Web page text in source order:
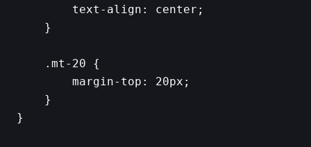
        text-align: center;
    }
    .mt-20 {
        margin-top: 20px;
    }
}